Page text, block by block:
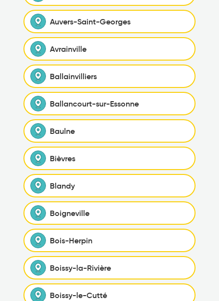
Auvers-Saint-Georges
Avrainville
Ballainvilliers
Ballancourt-sur-Essonne
Baulne
Bièvres
Blandy
Boigneville
Bois-Herpin
Boissy-la-Rivière
Boissy-le-Cutté